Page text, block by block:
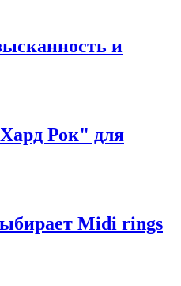
и
Рок" для
Midi rings